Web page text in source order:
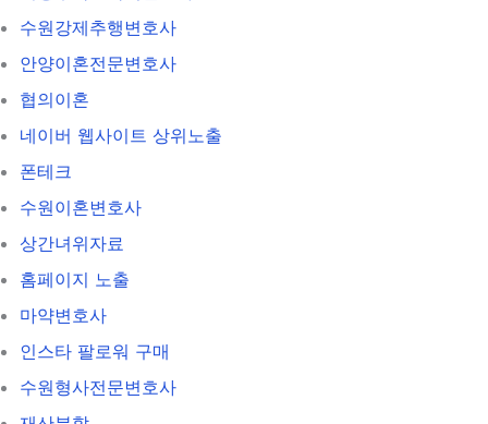
수원강제추행변호사
안양이혼전문변호사
협의이혼
네이버 웹사이트 상위노출
폰테크
수원이혼변호사
상간녀위자료
홈페이지 노출
마약변호사
인스타 팔로워 구매
수원형사전문변호사